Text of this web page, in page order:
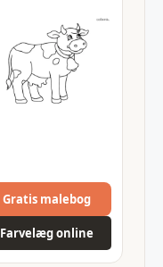
Gratis malebog
Farvelæg online